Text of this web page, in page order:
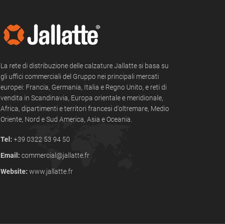
La rete di distribuzione delle calzature Jallatte si basa su
gli uffici commerciali del Gruppo nei principali mercati
europei: Francia, Germania, Italia e Regno Unito, e reti di
vendita in Scandinavia, Europa orientale e meridionale,
Africa, dipartimenti e territori francesi d'oltremare, Medio
Oriente, Nord e Sud America, Asia e Oceania.
Tel: +39 0322 53 94 50
Email: commercial@jallatte.fr
Website: www.jallatte.fr